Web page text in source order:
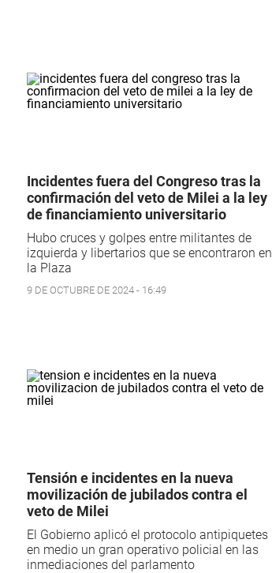
Incidentes fuera del Congreso tras la
confirmación del veto de Milei a la ley
de financiamiento universitario
Hubo cruces y golpes entre militantes de
izquierda y libertarios que se encontraron en
la Plaza
9 DE OCTUBRE DE 2024 - 16:49
Tensión e incidentes en la nueva
movilización de jubilados contra el
veto de Milei
El Gobierno aplicó el protocolo antipiquetes
en medio un gran operativo policial en las
inmediaciones del parlamento